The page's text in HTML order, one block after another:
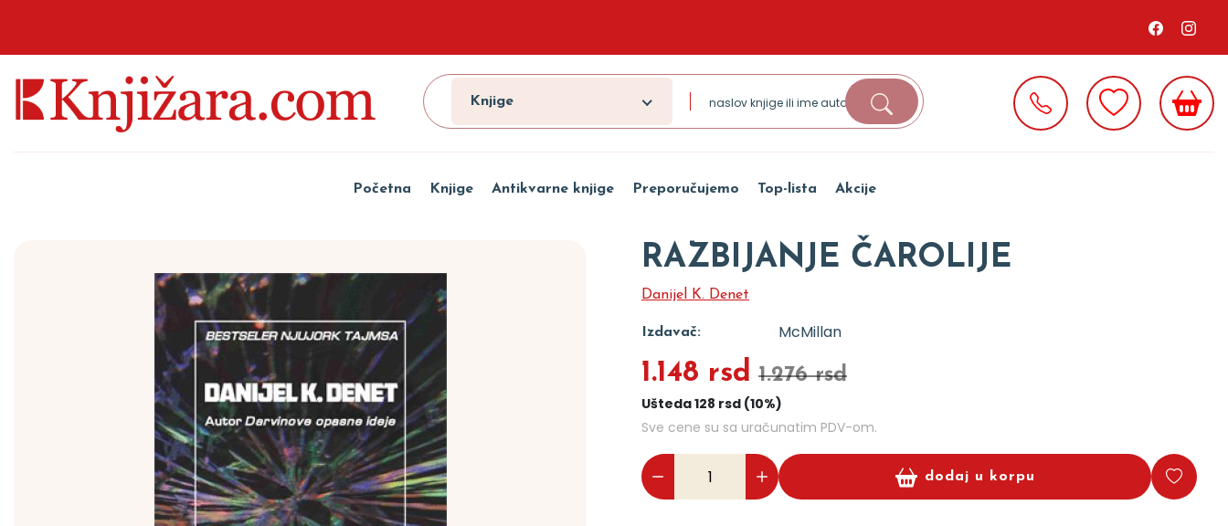
Knjige
Početna Knjige Antikvarne knjige Preporučujemo Top-lista Akcije
RAZBIJANJE ČAROLIJE
Danijel K. Denet
Izdavač: McMillan
1.148 rsd 1.276 rsd
Ušteda 128 rsd (10%)
Sve cene su sa uračunatim PDV-om.
dodaj u korpu